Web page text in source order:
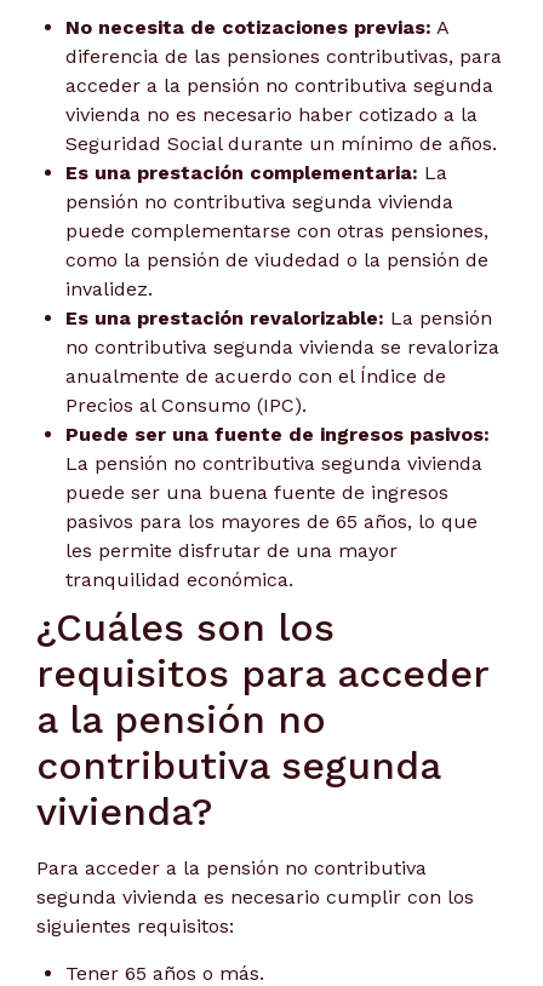
No necesita de cotizaciones previas: A
diferencia de las pensiones contributivas, para
acceder a la pensión no contributiva segunda
vivienda no es necesario haber cotizado a la
Seguridad Social durante un mínimo de años.
Es una prestación complementaria: La
pensión no contributiva segunda vivienda
puede complementarse con otras pensiones,
como la pensión de viudedad o la pensión de
invalidez.
Es una prestación revalorizable: La pensión
no contributiva segunda vivienda se revaloriza
anualmente de acuerdo con el Índice de
Precios al Consumo (IPC).
Puede ser una fuente de ingresos pasivos:
La pensión no contributiva segunda vivienda
puede ser una buena fuente de ingresos
pasivos para los mayores de 65 años, lo que
les permite disfrutar de una mayor
tranquilidad económica.
¿Cuáles son los
requisitos para acceder
a la pensión no
contributiva segunda
vivienda?
Para acceder a la pensión no contributiva
segunda vivienda es necesario cumplir con los
siguientes requisitos:
Tener 65 años o más.